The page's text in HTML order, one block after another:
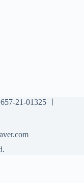
21-01325 ㅣ